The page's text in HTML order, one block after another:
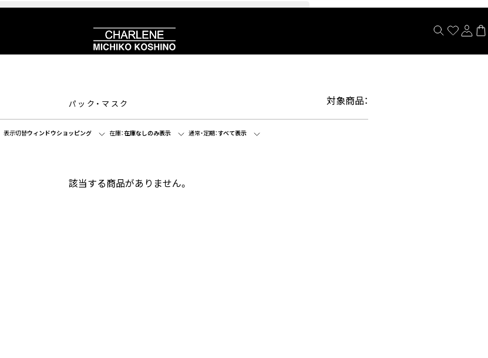
パック・マスク 対象商品：
表示切替ウィンドウショッピング 在庫：在庫なしのみ表示 通常・定期：すべて表示
該当する商品がありません。